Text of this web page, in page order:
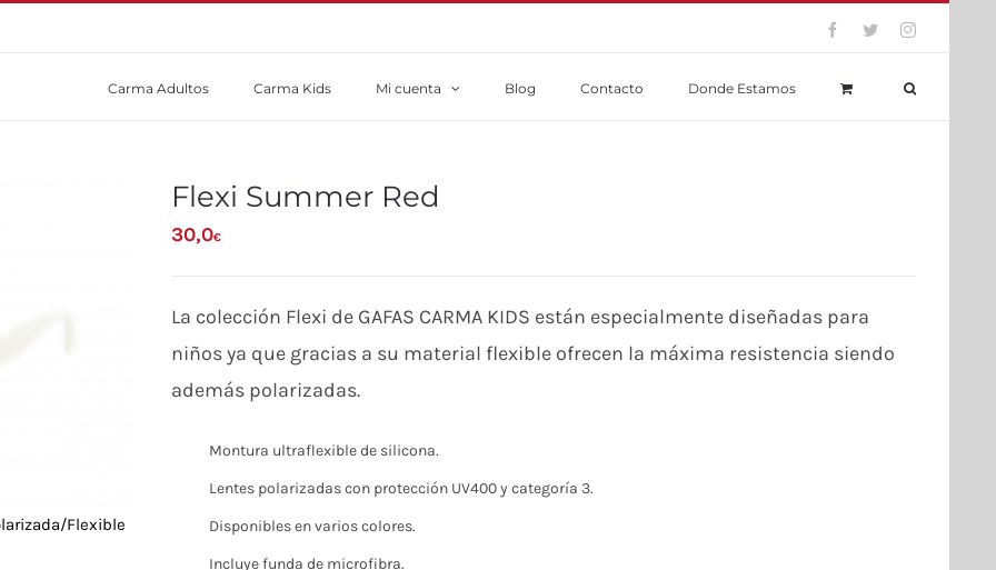
FacebookTwitterInstagram
Carma Adultos Carma Kids Mi cuenta Blog Contacto Donde Estamos
Flexible
Flexi Summer Red
30,0€
La colección Flexi de GAFAS CARMA KIDS están especialmente diseñadas para
niños ya que gracias a su material flexible ofrecen la máxima resistencia siendo
además polarizadas.
Montura ultraflexible de silicona.
Lentes polarizadas con protección UV400 y categoría 3.
Disponibles en varios colores.
Incluye funda de microfibra.